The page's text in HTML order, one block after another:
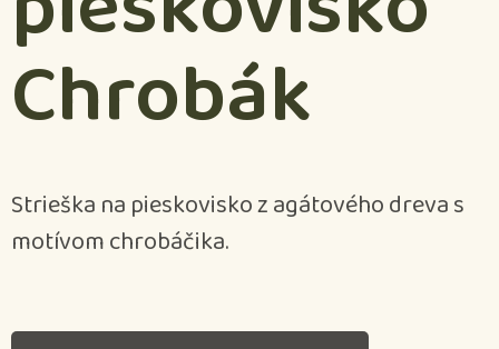
Chrobák
Strieška na pieskovisko z agátového dreva s
motívom chrobáčika.